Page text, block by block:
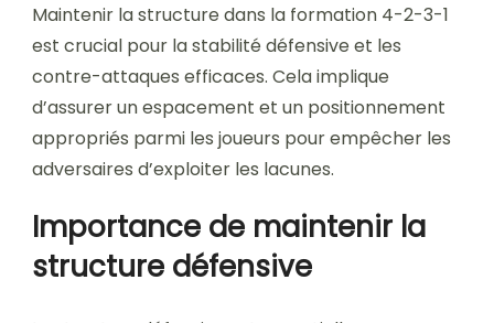
Maintenir la structure dans la formation 4-2-3-1
est crucial pour la stabilité défensive et les
contre-attaques efficaces. Cela implique
d’assurer un espacement et un positionnement
appropriés parmi les joueurs pour empêcher les
adversaires d’exploiter les lacunes.
Importance de maintenir la
structure défensive